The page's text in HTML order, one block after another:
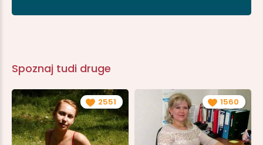
Spoznaj tudi druge
2551 1560